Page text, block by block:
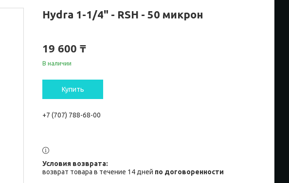
Hydra 1-1/4" - RSH - 50 микрон
19 600 ₸
В наличии
Купить
+7 (707) 788-68-00
возврат товара в течение 14 дней по договоренности